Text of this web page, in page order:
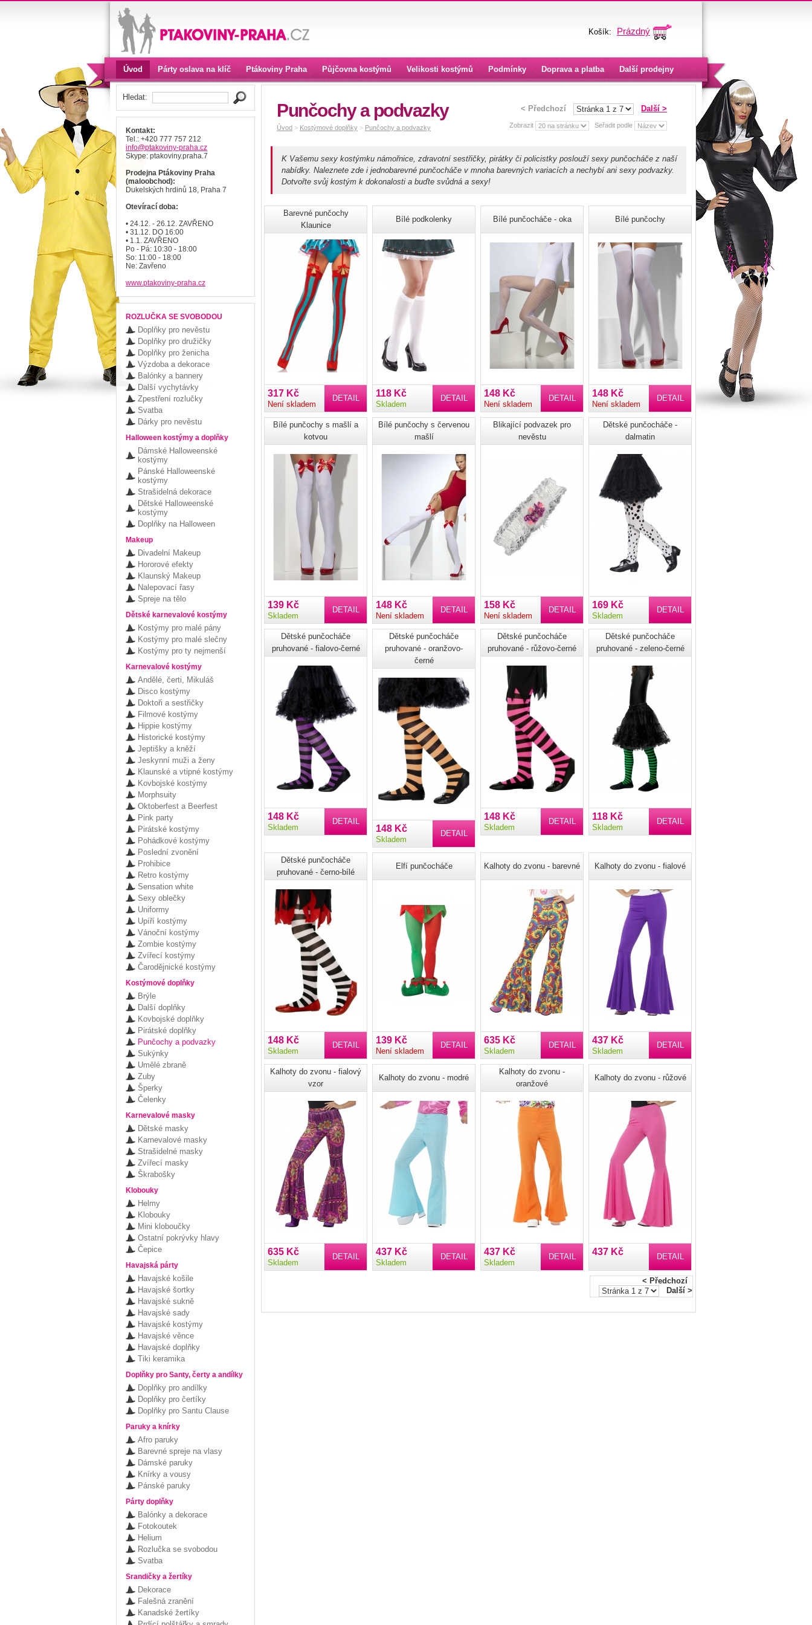
Košík: Prázdný
Úvod Párty oslava na klíč Ptákoviny Praha Půjčovna kostýmů Velikosti kostýmů Podmínky Doprava a platba
Další prodejny
Kontakt
Hledat:
Kontakt:
Tel.: +420 777 757 212
info@ptakoviny-praha.cz
Skype: ptakoviny.praha.7
Prodejna Ptákoviny Praha
(maloobchod):
Dukelských hrdinů 18, Praha 7
Otevírací doba:
• 24.12. - 26.12. ZAVŘENO
• 31.12. DO 16:00
• 1.1. ZAVŘENO
Po - Pá: 10:30 - 18:00
So: 11:00 - 18:00
Ne: Zavřeno
www.ptakoviny-praha.cz
ROZLUČKA SE SVOBODOU
Doplňky pro nevěstu
Doplňky pro družičky
Doplňky pro ženicha
Výzdoba a dekorace
Balónky a bannery
Další vychytávky
Zpestření rozlučky
Svatba
Dárky pro nevěstu
Halloween kostýmy a doplňky
Dámské Halloweenské
kostýmy
Pánské Halloweenské
kostýmy
Strašidelná dekorace
Dětské Halloweenské
kostýmy
Doplňky na Halloween
Makeup
Divadelní Makeup
Hororové efekty
Klaunský Makeup
Nalepovací řasy
Spreje na tělo
Dětské karnevalové kostýmy
Kostýmy pro malé pány
Kostýmy pro malé slečny
Kostýmy pro ty nejmenší
Karnevalové kostýmy
Andělé, čerti, Mikuláš
Disco kostýmy
Doktoři a sestřičky
Filmové kostýmy
Hippie kostýmy
Historické kostýmy
Jeptišky a kněží
Jeskynní muži a ženy
Klaunské a vtipné kostýmy
Kovbojské kostýmy
Morphsuity
Oktoberfest a Beerfest
Pink party
Pirátské kostýmy
Pohádkové kostýmy
Poslední zvonění
Prohibice
Retro kostýmy
Sensation white
Sexy oblečky
Uniformy
Upíří kostýmy
Vánoční kostýmy
Zombie kostýmy
Zvířecí kostýmy
Čarodějnické kostýmy
Kostýmové doplňky
Brýle
Další doplňky
Kovbojské doplňky
Pirátské doplňky
Punčochy a podvazky
Sukýnky
Umělé zbraně
Zuby
Šperky
Čelenky
Karnevalové masky
Dětské masky
Karnevalové masky
Strašidelné masky
Zvířecí masky
Škrabošky
Klobouky
Helmy
Klobouky
Mini kloboučky
Ostatní pokrývky hlavy
Čepice
Havajská párty
Havajské košile
Havajské šortky
Havajské sukně
Havajské sady
Havajské kostýmy
Havajské věnce
Havajské doplňky
Tiki keramika
Doplňky pro Santy, čerty a andílky
Doplňky pro andílky
Doplňky pro čertíky
Doplňky pro Santu Clause
Paruky a knírky
Afro paruky
Barevné spreje na vlasy
Dámské paruky
Knírky a vousy
Pánské paruky
Párty doplňky
Balónky a dekorace
Fotokoutek
Helium
Rozlučka se svobodou
Svatba
Srandičky a žertíky
Dekorace
Falešná zranění
Kanadské žertíky
< Předchozí Další >
Zobrazit Seřadit podle
Punčochy a podvazky
Úvod > Kostýmové doplňky > Punčochy a podvazky
K Vašemu sexy kostýmku námořnice, zdravotní sestřičky, pirátky či policistky poslouží sexy punčocháče z naší
nabídky. Naleznete zde i jednobarevné punčocháče v mnoha barevných variacích a nechybí ani sexy podvazky.
Dotvořte svůj kostým k dokonalosti a buďte svůdná a sexy!
Barevné punčochy
Klaunice
DETAIL
317 Kč
Není skladem
Bílé podkolenky
DETAIL
118 Kč
Skladem
Bílé punčocháče - oka
DETAIL
148 Kč
Není skladem
Bílé punčochy
DETAIL
148 Kč
Není skladem
Bílé punčochy s mašlí a
kotvou
DETAIL
139 Kč
Skladem
Bílé punčochy s červenou
mašlí
DETAIL
148 Kč
Není skladem
Blikající podvazek pro
nevěstu
DETAIL
158 Kč
Není skladem
Dětské punčocháče -
dalmatin
DETAIL
169 Kč
Skladem
Dětské punčocháče
pruhované - fialovo-černé
DETAIL
148 Kč
Skladem
Dětské punčocháče
pruhované - oranžovo-
černé
DETAIL
148 Kč
Skladem
Dětské punčocháče
pruhované - růžovo-černé
DETAIL
148 Kč
Skladem
Dětské punčocháče
pruhované - zeleno-černé
DETAIL
118 Kč
Skladem
Dětské punčocháče
pruhované - černo-bílé
DETAIL
148 Kč
Skladem
Elfí punčocháče
DETAIL
139 Kč
Není skladem
Kalhoty do zvonu - barevné
DETAIL
635 Kč
Skladem
Kalhoty do zvonu - fialové
DETAIL
437 Kč
Skladem
Kalhoty do zvonu - fialový
vzor
DETAIL
635 Kč
Skladem
Kalhoty do zvonu - modré
DETAIL
437 Kč
Skladem
Kalhoty do zvonu -
oranžové
DETAIL
437 Kč
Skladem
Kalhoty do zvonu - růžové
DETAIL
437 Kč
< Předchozí
Další >